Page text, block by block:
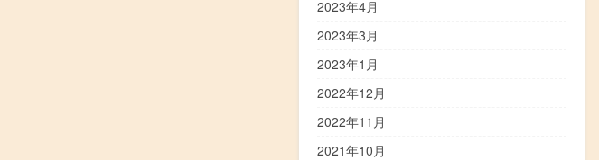
2023年4月
2023年3月
2023年1月
2022年12月
2022年11月
2021年10月